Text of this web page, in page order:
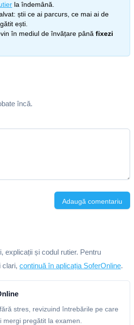
la îndemână.
știi ce ai parcurs, ce mai ai de
ești.
în mediul de învățare până fixezi
încă.
Adaugă comentariu
explicații și codul rutier. Pentru
clari, continuă în aplicația SoferOnline.
stres, revizuind întrebările pe care
mergi pregătit la examen.